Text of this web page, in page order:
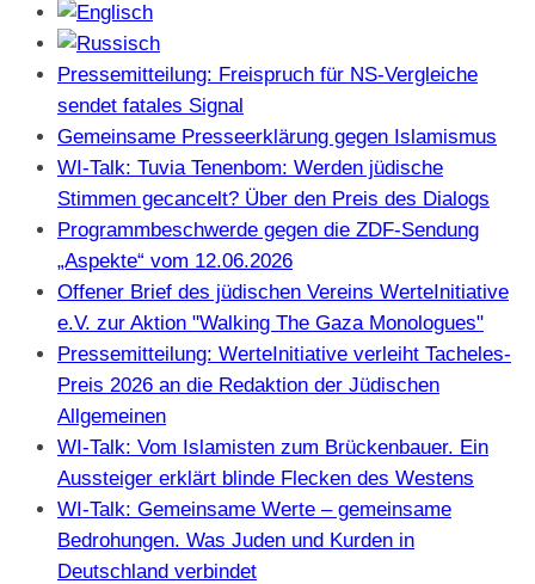
Pressemitteilung: Freispruch für NS-Vergleiche
sendet fatales Signal
Gemeinsame Presseerklärung gegen Islamismus
WI-Talk: Tuvia Tenenbom: Werden jüdische
Stimmen gecancelt? Über den Preis des Dialogs
Programmbeschwerde gegen die ZDF-Sendung
„Aspekte“ vom 12.06.2026
Offener Brief des jüdischen Vereins WerteInitiative
e.V. zur Aktion "Walking The Gaza Monologues"
Pressemitteilung: WerteInitiative verleiht Tacheles-
Preis 2026 an die Redaktion der Jüdischen
Allgemeinen
WI-Talk: Vom Islamisten zum Brückenbauer. Ein
Aussteiger erklärt blinde Flecken des Westens
WI-Talk: Gemeinsame Werte – gemeinsame
Bedrohungen. Was Juden und Kurden in
Deutschland verbindet